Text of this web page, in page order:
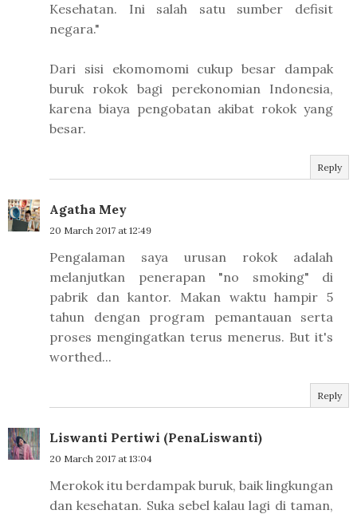
Kesehatan. Ini salah satu sumber defisit
negara."
Dari sisi ekomomomi cukup besar dampak
buruk rokok bagi perekonomian Indonesia,
karena biaya pengobatan akibat rokok yang
besar.
Reply
Agatha Mey
20 March 2017 at 12:49
Pengalaman saya urusan rokok adalah
melanjutkan penerapan "no smoking" di
pabrik dan kantor. Makan waktu hampir 5
tahun dengan program pemantauan serta
proses mengingatkan terus menerus. But it's
worthed...
Reply
Liswanti Pertiwi (PenaLiswanti)
20 March 2017 at 13:04
Merokok itu berdampak buruk, baik lingkungan
dan kesehatan. Suka sebel kalau lagi di taman,